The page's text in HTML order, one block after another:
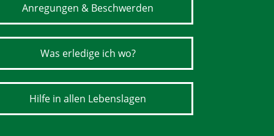
Anregungen & Beschwerden
Was erledige ich wo?
Hilfe in allen Lebenslagen